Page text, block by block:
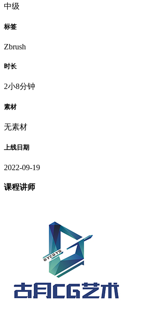
中级
标签
Zbrush
时长
2小8分钟
素材
无素材
上线日期
2022-09-19
课程讲师